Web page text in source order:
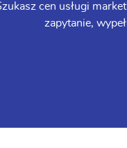
cen usługi
zapytanie,